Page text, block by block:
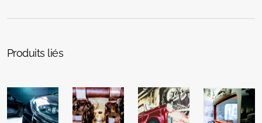
Produits liés